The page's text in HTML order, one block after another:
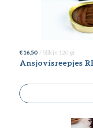
€ 16,50 / blikje 120 gr
Ansjovisreepjes